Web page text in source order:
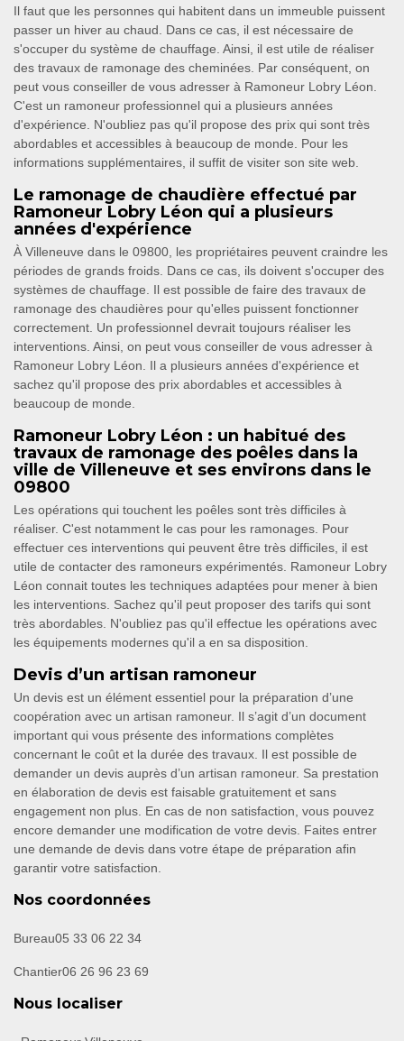
Il faut que les personnes qui habitent dans un immeuble puissent
passer un hiver au chaud. Dans ce cas, il est nécessaire de
s'occuper du système de chauffage. Ainsi, il est utile de réaliser
des travaux de ramonage des cheminées. Par conséquent, on
peut vous conseiller de vous adresser à Ramoneur Lobry Léon.
C'est un ramoneur professionnel qui a plusieurs années
d'expérience. N'oubliez pas qu'il propose des prix qui sont très
abordables et accessibles à beaucoup de monde. Pour les
informations supplémentaires, il suffit de visiter son site web.
Le ramonage de chaudière effectué par
Ramoneur Lobry Léon qui a plusieurs
années d'expérience
À Villeneuve dans le 09800, les propriétaires peuvent craindre les
périodes de grands froids. Dans ce cas, ils doivent s'occuper des
systèmes de chauffage. Il est possible de faire des travaux de
ramonage des chaudières pour qu'elles puissent fonctionner
correctement. Un professionnel devrait toujours réaliser les
interventions. Ainsi, on peut vous conseiller de vous adresser à
Ramoneur Lobry Léon. Il a plusieurs années d'expérience et
sachez qu'il propose des prix abordables et accessibles à
beaucoup de monde.
Ramoneur Lobry Léon : un habitué des
travaux de ramonage des poêles dans la
ville de Villeneuve et ses environs dans le
09800
Les opérations qui touchent les poêles sont très difficiles à
réaliser. C'est notamment le cas pour les ramonages. Pour
effectuer ces interventions qui peuvent être très difficiles, il est
utile de contacter des ramoneurs expérimentés. Ramoneur Lobry
Léon connait toutes les techniques adaptées pour mener à bien
les interventions. Sachez qu'il peut proposer des tarifs qui sont
très abordables. N'oubliez pas qu'il effectue les opérations avec
les équipements modernes qu'il a en sa disposition.
Devis d’un artisan ramoneur
Un devis est un élément essentiel pour la préparation d’une
coopération avec un artisan ramoneur. Il s’agit d’un document
important qui vous présente des informations complètes
concernant le coût et la durée des travaux. Il est possible de
demander un devis auprès d’un artisan ramoneur. Sa prestation
en élaboration de devis est faisable gratuitement et sans
engagement non plus. En cas de non satisfaction, vous pouvez
encore demander une modification de votre devis. Faites entrer
une demande de devis dans votre étape de préparation afin
garantir votre satisfaction.
Nos coordonnées
Bureau05 33 06 22 34
Chantier06 26 96 23 69
Nous localiser